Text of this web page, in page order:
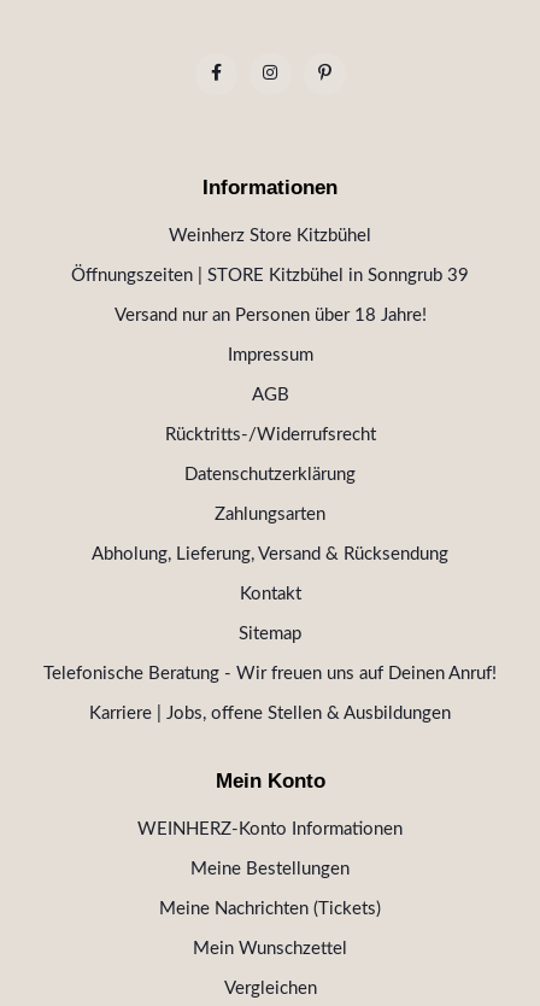
Informationen
Weinherz Store Kitzbühel
Öffnungszeiten | STORE Kitzbühel in Sonngrub 39
Versand nur an Personen über 18 Jahre!
Impressum
AGB
Rücktritts-/Widerrufsrecht
Datenschutzerklärung
Zahlungsarten
Abholung, Lieferung, Versand & Rücksendung
Kontakt
Sitemap
Telefonische Beratung - Wir freuen uns auf Deinen Anruf!
Karriere | Jobs, offene Stellen & Ausbildungen
Mein Konto
WEINHERZ-Konto Informationen
Meine Bestellungen
Meine Nachrichten (Tickets)
Mein Wunschzettel
Vergleichen